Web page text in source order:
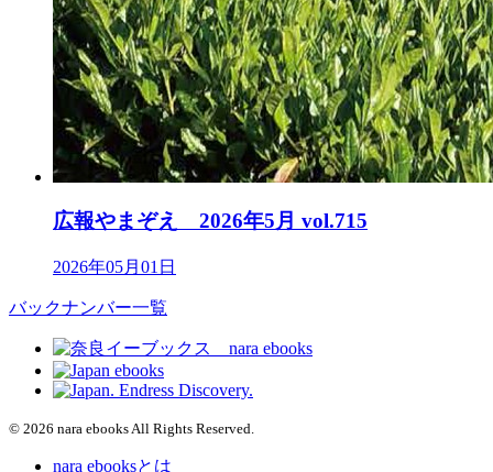
広報やまぞえ 2026年5月 vol.715
2026年05月01日
バックナンバー一覧
© 2026 nara ebooks All Rights Reserved.
nara ebooksとは